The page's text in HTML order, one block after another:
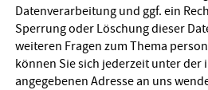
Datenverarbeitung und ggf. ein
Sperrung oder Löschung dieser
weiteren Fragen zum Thema
können Sie sich jederzeit unter der
angegebenen Adresse an uns